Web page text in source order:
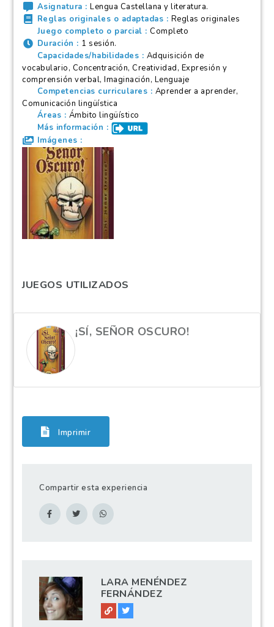
Asignatura
Lengua Castellana y literatura.
Reglas originales o adaptadas
Reglas originales
Juego completo o parcial
Completo
Duración
1 sesión.
Capacidades/habilidades
Adquisición de
vocabulario, Concentración, Creatividad, Expresión y
comprensión verbal, Imaginación, Lenguaje
Competencias curriculares
Aprender a aprender,
Comunicación lingüística
Áreas
Ámbito lingüístico
Más información
Imágenes
JUEGOS UTILIZADOS
¡SÍ, SEÑOR OSCURO!
Imprimir
Compartir esta experiencia
LARA MENÉNDEZ
FERNÁNDEZ